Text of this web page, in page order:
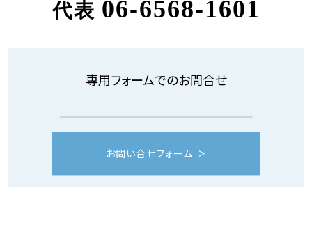
代表 06-6568-1601
専用フォームでのお問合せ
お問い合せフォーム